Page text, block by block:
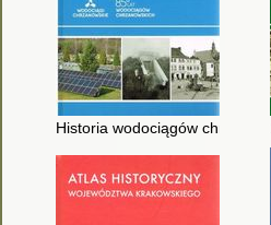
Historia wodociągów